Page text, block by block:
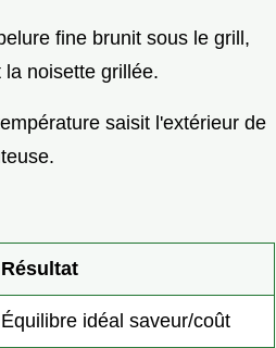
fine brunit sous le grill,
noisette grillée.
saisit l'extérieur de
Résultat
Équilibre idéal saveur/coût